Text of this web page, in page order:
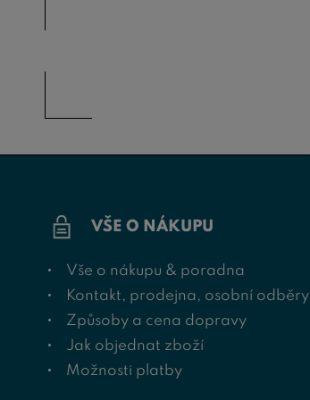
VŠE O NÁKUPU
Vše o nákupu & poradna
Kontakt, prodejna, osobní odběry
Způsoby a cena dopravy
Jak objednat zboží
Možnosti platby